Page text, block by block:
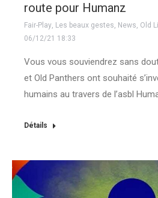
route pour Humanz
Fair-Play, Les beaux gestes, News, Old
06/12/21 18:33
Vous vous souviendrez sans
et Old Panthers ont souhaité
humains au travers de l’asbl
Détails